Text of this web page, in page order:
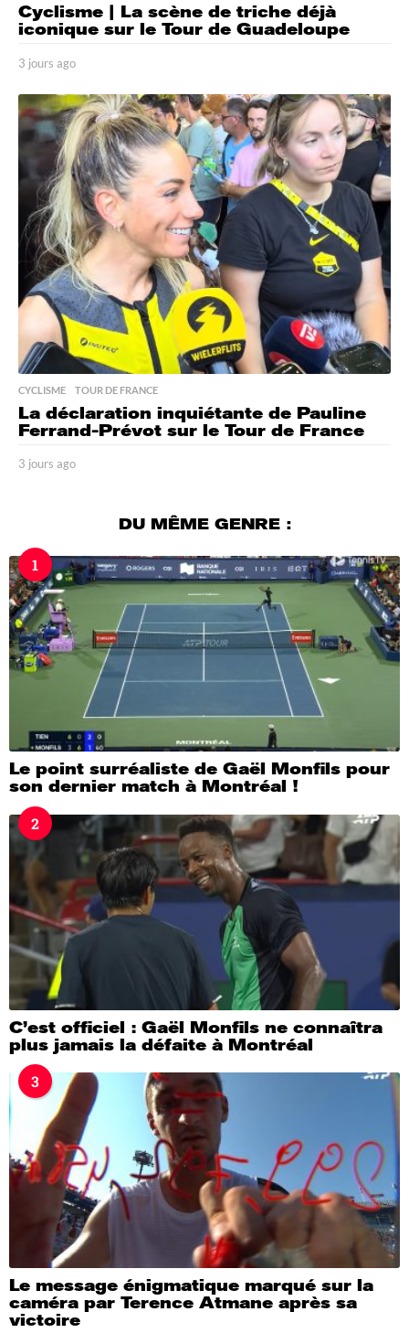
Cyclisme | La scène de triche déjà
iconique sur le Tour de Guadeloupe
3 jours ago
o
u
r
s
a
g
o
CYCLISME ,TOUR DE FRANCE
La déclaration inquiétante de Pauline
Ferrand-Prévot sur le Tour de France
3 jours ago
a
g
DU MÊME GENRE :
1
Le point surréaliste de Gaël Monfils pour
son dernier match à Montréal !
2
C’est officiel : Gaël Monfils ne connaîtra
plus jamais la défaite à Montréal
3
Le message énigmatique marqué sur la
caméra par Terence Atmane après sa
victoire